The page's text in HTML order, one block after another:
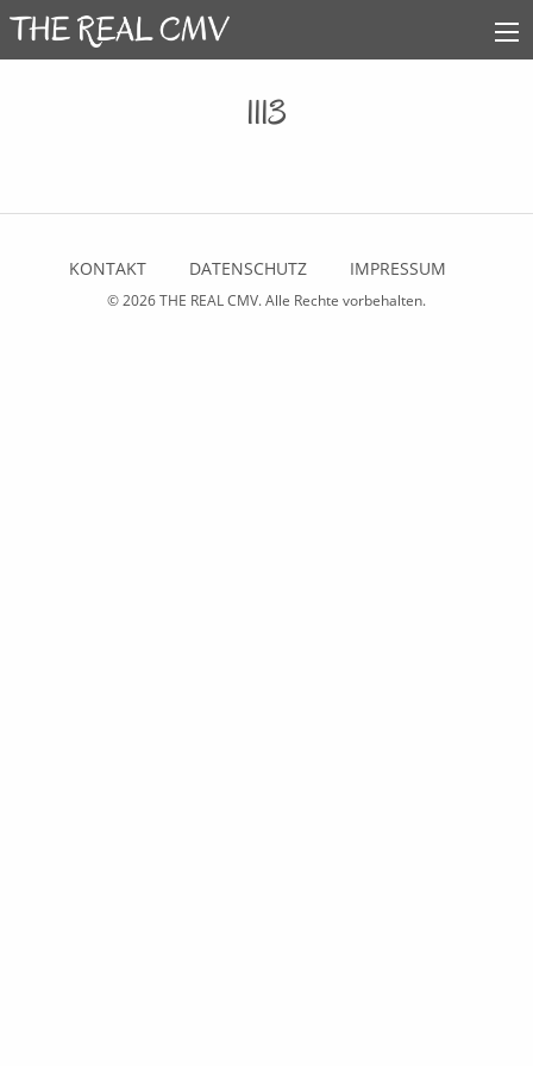
1113
KONTAKT DATENSCHUTZ IMPRESSUM
© 2026THE REAL CMV. Alle Rechte vorbehalten.